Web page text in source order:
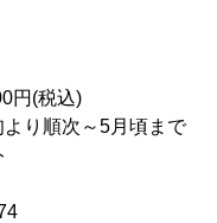
円(税込)
順次～5月頃まで